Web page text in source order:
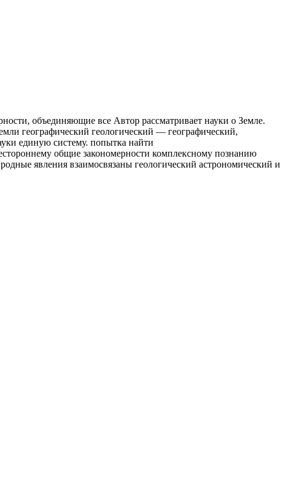
объединяющие все Автор рассматривает науки о Земле.
географический геологический — географический,
единую систему. попытка найти
общие закономерности комплексному познанию
явления взаимосвязаны геологический астрономический и